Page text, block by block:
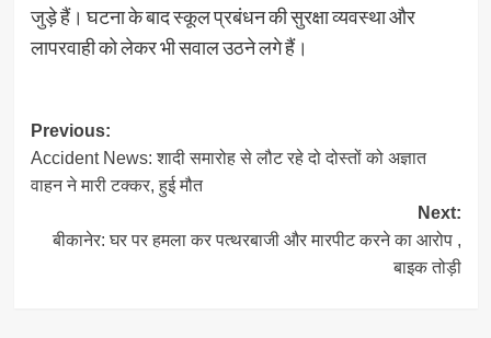
जुड़े हैं। घटना के बाद स्कूल प्रबंधन की सुरक्षा व्यवस्था और
लापरवाही को लेकर भी सवाल उठने लगे हैं।
Post
navigation
Previous:
Accident News: शादी समारोह से लौट रहे दो दोस्तों को अज्ञात
वाहन ने मारी टक्कर, हुई मौत
Next:
बीकानेर: घर पर हमला कर पत्थरबाजी और मारपीट करने का आरोप ,
बाइक तोड़ी